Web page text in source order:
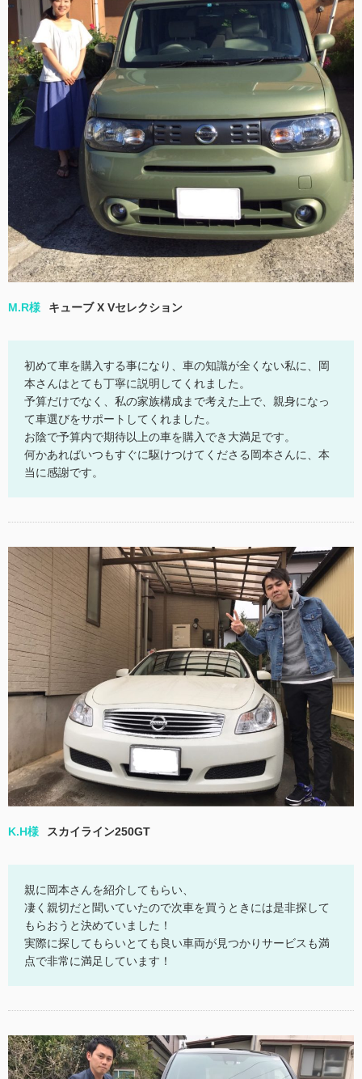
M.R様 キューブ X Vセレクション
初めて車を購入する事になり、車の知識が全くない私に、岡
本さんはとても丁寧に説明してくれました。
予算だけでなく、私の家族構成まで考えた上で、親身になっ
て車選びをサポートしてくれました。
お陰で予算内で期待以上の車を購入でき大満足です。
何かあればいつもすぐに駆けつけてくださる岡本さんに、本
当に感謝です。
K.H様 スカイライン250GT
親に岡本さんを紹介してもらい、
凄く親切だと聞いていたので次車を買うときには是非探して
もらおうと決めていました！
実際に探してもらいとても良い車両が見つかりサービスも満
点で非常に満足しています！